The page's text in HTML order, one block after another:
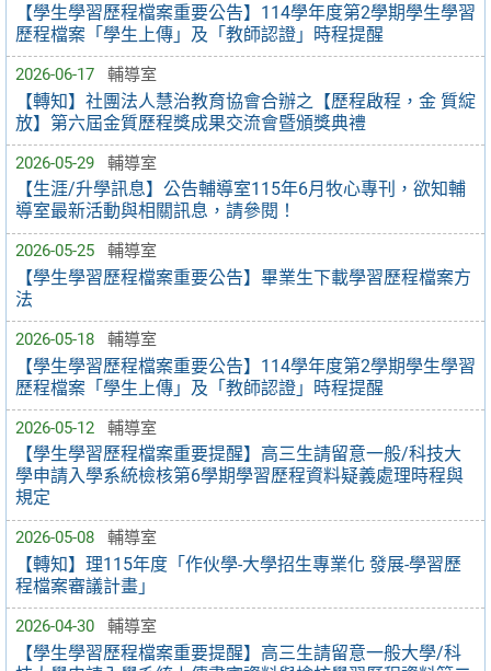
【學生學習歷程檔案重要公告】114學年度第2學期學生學習
歷程檔案「學生上傳」及「教師認證」時程提醒
2026-06-17 輔導室
【轉知】社團法人慧治教育協會合辦之【歷程啟程，金 質綻
放】第六屆金質歷程獎成果交流會暨頒獎典禮
2026-05-29 輔導室
【生涯/升學訊息】公告輔導室115年6月牧心專刊，欲知輔
導室最新活動與相關訊息，請參閱！
2026-05-25 輔導室
【學生學習歷程檔案重要公告】畢業生下載學習歷程檔案方
法
2026-05-18 輔導室
【學生學習歷程檔案重要公告】114學年度第2學期學生學習
歷程檔案「學生上傳」及「教師認證」時程提醒
2026-05-12 輔導室
【學生學習歷程檔案重要提醒】高三生請留意一般/科技大
學申請入學系統檢核第6學期學習歷程資料疑義處理時程與
規定
2026-05-08 輔導室
【轉知】理115年度「作伙學-大學招生專業化 發展-學習歷
程檔案審議計畫」
2026-04-30 輔導室
【學生學習歷程檔案重要提醒】高三生請留意一般大學/科